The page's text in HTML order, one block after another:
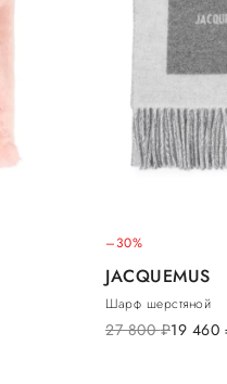
–30%
JACQUEMUS
Шарф шерстяной
27 800руб.19 460